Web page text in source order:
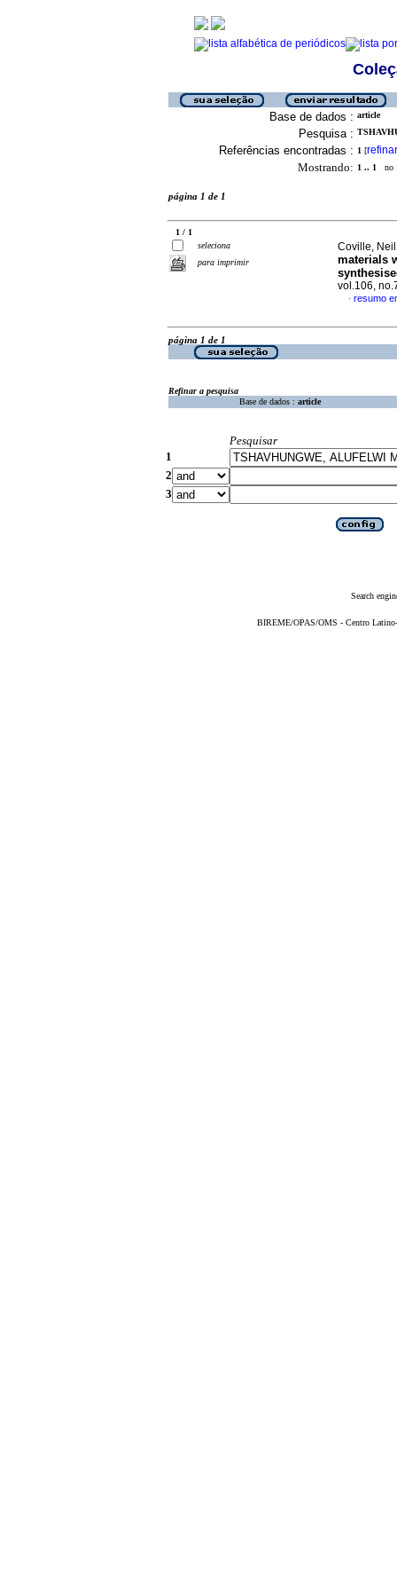
Base de dados : article
Pesquisa :
Referências encontradas : 1 [refinar
Mostrando: 1 .. 1 no
página 1 de 1
1 / 1
seleciona
para imprimir
Coville,
materials
vol.106,
· resumo
página 1 de 1
Refinar a pesquisa
Base de dados : article
Pesquisar
1
2
3
Search
BIREME/OPAS/OMS - Centro Latino-